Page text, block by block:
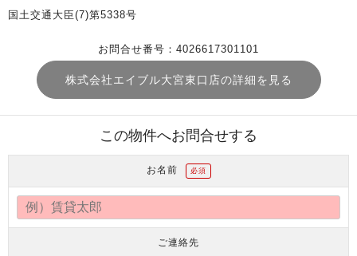
国土交通大臣(7)第5338号
お問合せ番号：4026617301101
株式会社エイブル大宮東口店の詳細を見る
この物件へお問合せする
お名前 必須
ご連絡先